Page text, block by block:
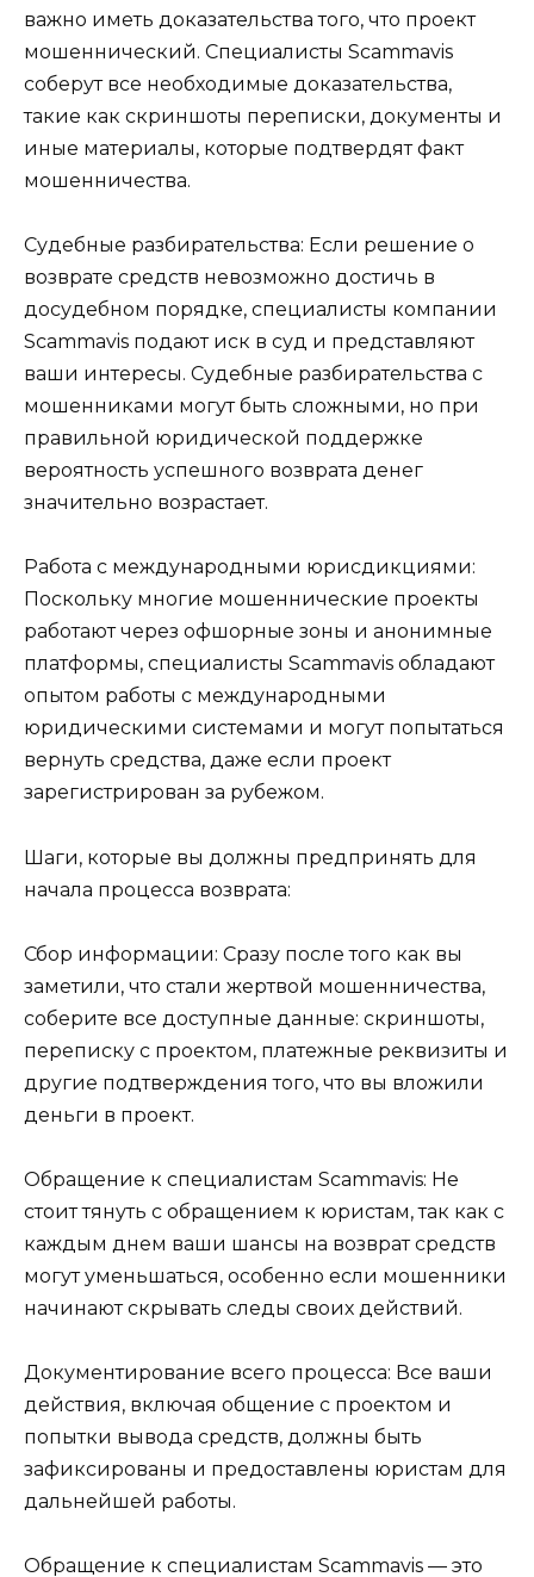
важно иметь доказательства того, что проект
мошеннический. Специалисты Scammavis
соберут все необходимые доказательства,
такие как скриншоты переписки, документы и
иные материалы, которые подтвердят факт
мошенничества.
Судебные разбирательства: Если решение о
возврате средств невозможно достичь в
досудебном порядке, специалисты компании
Scammavis подают иск в суд и представляют
ваши интересы. Судебные разбирательства с
мошенниками могут быть сложными, но при
правильной юридической поддержке
вероятность успешного возврата денег
значительно возрастает.
Работа с международными юрисдикциями:
Поскольку многие мошеннические проекты
работают через офшорные зоны и анонимные
платформы, специалисты Scammavis обладают
опытом работы с международными
юридическими системами и могут попытаться
вернуть средства, даже если проект
зарегистрирован за рубежом.
Шаги, которые вы должны предпринять для
начала процесса возврата:
Сбор информации: Сразу после того как вы
заметили, что стали жертвой мошенничества,
соберите все доступные данные: скриншоты,
переписку с проектом, платежные реквизиты и
другие подтверждения того, что вы вложили
деньги в проект.
Обращение к специалистам Scammavis: Не
стоит тянуть с обращением к юристам, так как с
каждым днем ваши шансы на возврат средств
могут уменьшаться, особенно если мошенники
начинают скрывать следы своих действий.
Документирование всего процесса: Все ваши
действия, включая общение с проектом и
попытки вывода средств, должны быть
зафиксированы и предоставлены юристам для
дальнейшей работы.
Обращение к специалистам Scammavis — это